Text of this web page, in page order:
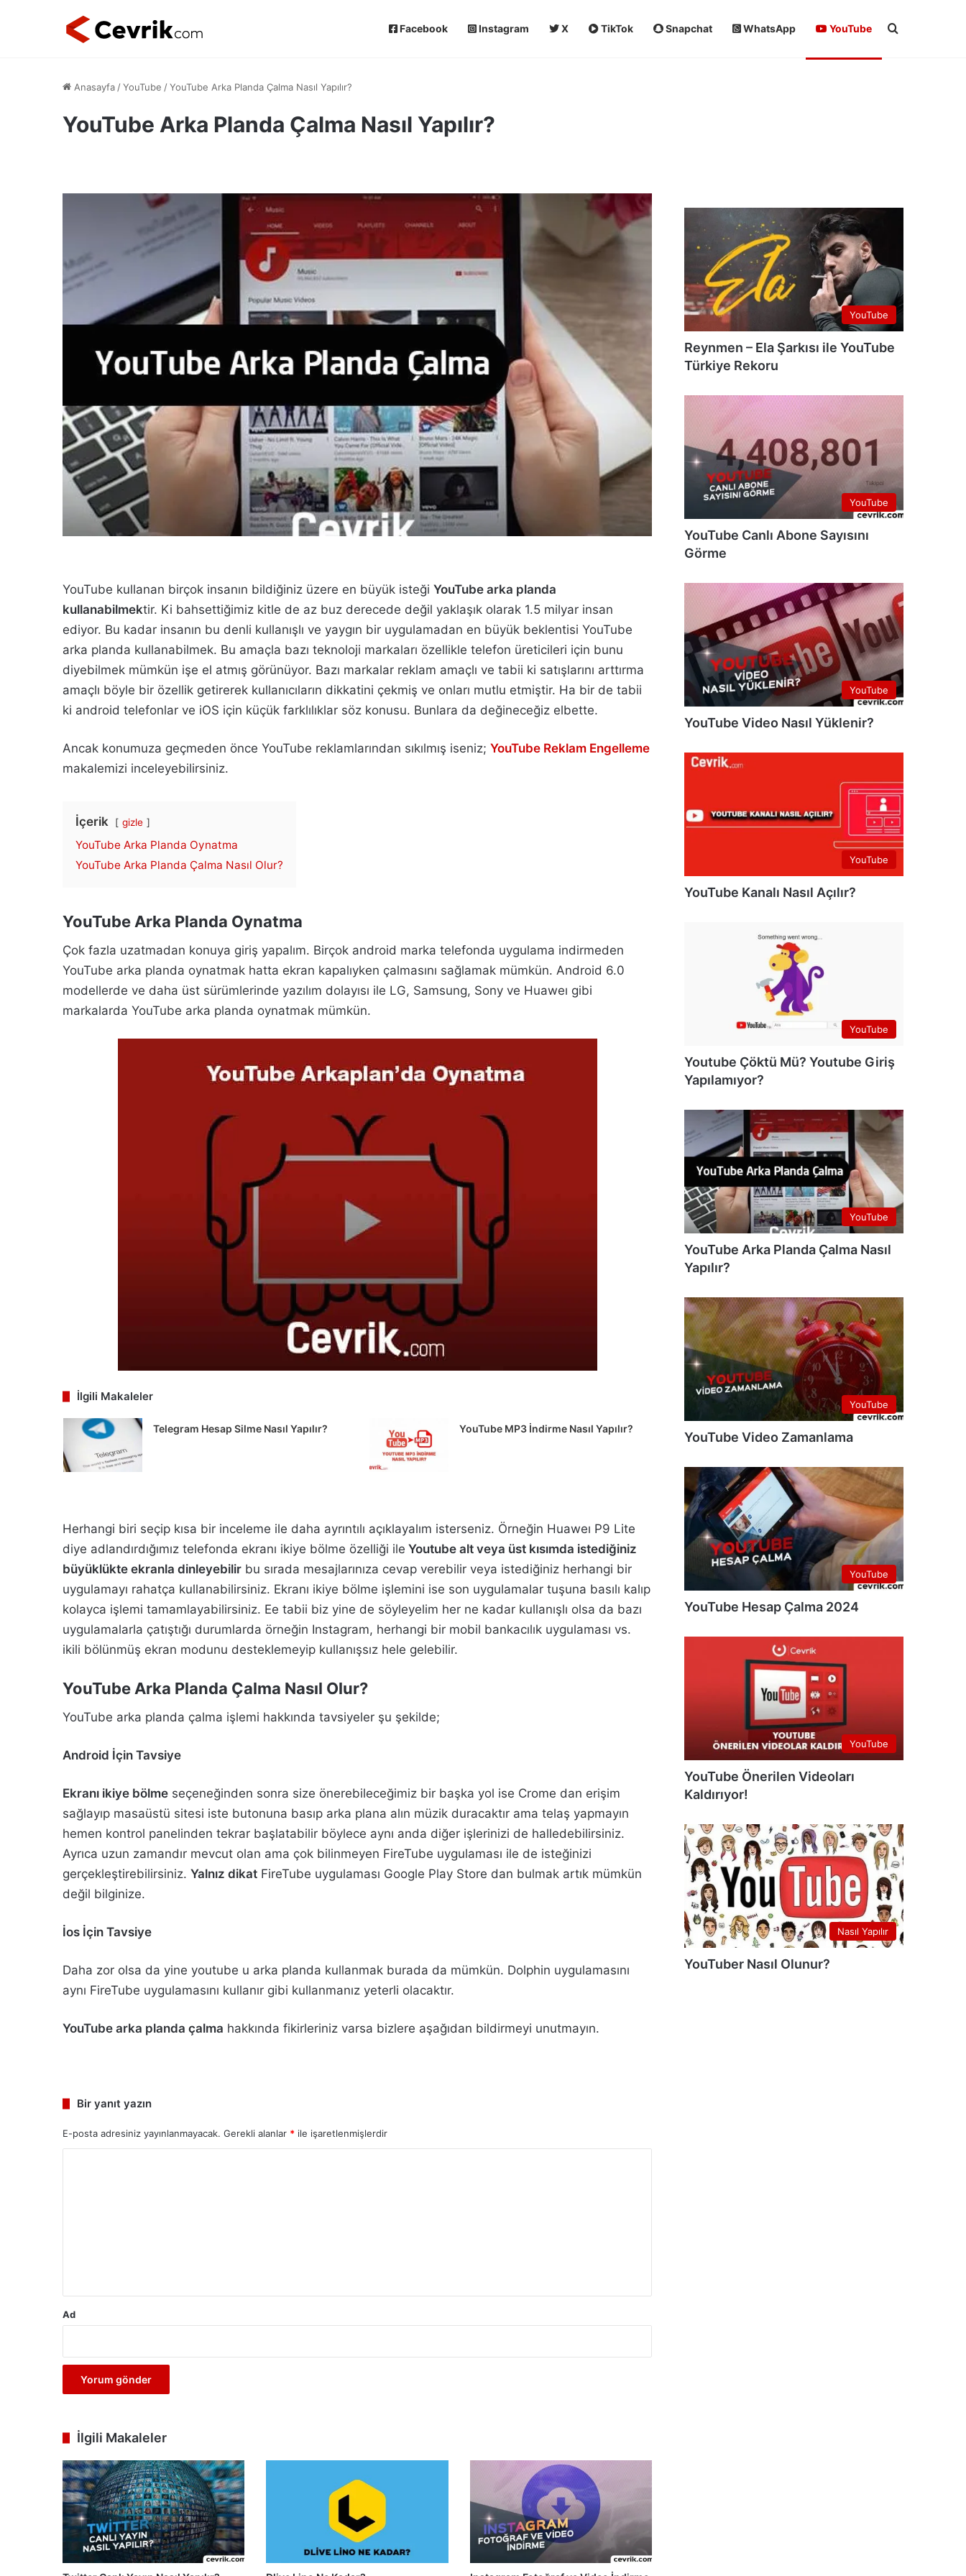
Facebook Instagram X TikTok Snapchat WhatsApp YouTube Arama yap
Anasayfa /YouTube /YouTube Arka Planda Çalma Nasıl Yapılır?
YouTube Arka Planda Çalma Nasıl Yapılır?
YouTube kullanan birçok insanın bildiğiniz üzere en büyük isteği YouTube arka planda
kullanabilmektir. Ki bahsettiğimiz kitle de az buz derecede değil yaklaşık olarak 1.5 milyar insan
ediyor. Bu kadar insanın bu denli kullanışlı ve yaygın bir uygulamadan en büyük beklentisi YouTube
arka planda kullanabilmek. Bu amaçla bazı teknoloji markaları özellikle telefon üreticileri için bunu
diyebilmek mümkün işe el atmış görünüyor. Bazı markalar reklam amaçlı ve tabii ki satışlarını arttırma
amaçlı böyle bir özellik getirerek kullanıcıların dikkatini çekmiş ve onları mutlu etmiştir. Ha bir de tabii
ki android telefonlar ve iOS için küçük farklılıklar söz konusu. Bunlara da değineceğiz elbette.
Ancak konumuza geçmeden önce YouTube reklamlarından sıkılmış iseniz; YouTube Reklam Engelleme
makalemizi inceleyebilirsiniz.
İçerik gizle
YouTube Arka Planda Oynatma
YouTube Arka Planda Çalma Nasıl Olur?
YouTube Arka Planda Oynatma
Çok fazla uzatmadan konuya giriş yapalım. Birçok android marka telefonda uygulama indirmeden
YouTube arka planda oynatmak hatta ekran kapalıyken çalmasını sağlamak mümkün. Android 6.0
modellerde ve daha üst sürümlerinde yazılım dolayısı ile LG, Samsung, Sony ve Huaweı gibi
markalarda YouTube arka planda oynatmak mümkün.
İlgili Makaleler
Telegram Hesap Silme Nasıl Yapılır? YouTube MP3 İndirme Nasıl Yapılır?
Herhangi biri seçip kısa bir inceleme ile daha ayrıntılı açıklayalım isterseniz. Örneğin Huaweı P9 Lite
diye adlandırdığımız telefonda ekranı ikiye bölme özelliği ile Youtube alt veya üst kısımda istediğiniz
büyüklükte ekranla dinleyebilir bu sırada mesajlarınıza cevap verebilir veya istediğiniz herhangi bir
uygulamayı rahatça kullanabilirsiniz. Ekranı ikiye bölme işlemini ise son uygulamalar tuşuna basılı kalıp
kolayca işlemi tamamlayabilirsiniz. Ee tabii biz yine de söyleyelim her ne kadar kullanışlı olsa da bazı
uygulamalarla çatıştığı durumlarda örneğin Instagram, herhangi bir mobil bankacılık uygulaması vs.
ikili bölünmüş ekran modunu desteklemeyip kullanışsız hele gelebilir.
YouTube Arka Planda Çalma Nasıl Olur?
YouTube arka planda çalma işlemi hakkında tavsiyeler şu şekilde;
Android İçin Tavsiye
Ekranı ikiye bölme seçeneğinden sonra size önerebileceğimiz bir başka yol ise Crome dan erişim
sağlayıp masaüstü sitesi iste butonuna basıp arka plana alın müzik duracaktır ama telaş yapmayın
hemen kontrol panelinden tekrar başlatabilir böylece aynı anda diğer işlerinizi de halledebilirsiniz.
Ayrıca uzun zamandır mevcut olan ama çok bilinmeyen FireTube uygulaması ile de isteğinizi
gerçekleştirebilirsiniz. Yalnız dikat FireTube uygulaması Google Play Store dan bulmak artık mümkün
değil bilginize.
İos İçin Tavsiye
Daha zor olsa da yine youtube u arka planda kullanmak burada da mümkün. Dolphin uygulamasını
aynı FireTube uygulamasını kullanır gibi kullanmanız yeterli olacaktır.
YouTube arka planda çalma hakkında fikirleriniz varsa bizlere aşağıdan bildirmeyi unutmayın.
Bir yanıt yazın
E-posta adresiniz yayınlanmayacak. Gerekli alanlar * ile işaretlenmişlerdir
Ad
İlgili Makaleler
YouTube
Reynmen – Ela Şarkısı ile YouTube
Türkiye Rekoru
YouTube
YouTube Canlı Abone Sayısını
Görme
YouTube
YouTube Video Nasıl Yüklenir?
YouTube
YouTube Kanalı Nasıl Açılır?
YouTube
Youtube Çöktü Mü? Youtube Giriş
Yapılamıyor?
YouTube
YouTube Arka Planda Çalma Nasıl
Yapılır?
YouTube
YouTube Video Zamanlama
YouTube
YouTube Hesap Çalma 2024
YouTube
YouTube Önerilen Videoları
Kaldırıyor!
Nasıl Yapılır
YouTuber Nasıl Olunur?